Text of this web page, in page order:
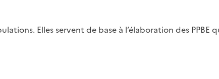
Elles servent de base à l’élaboration des